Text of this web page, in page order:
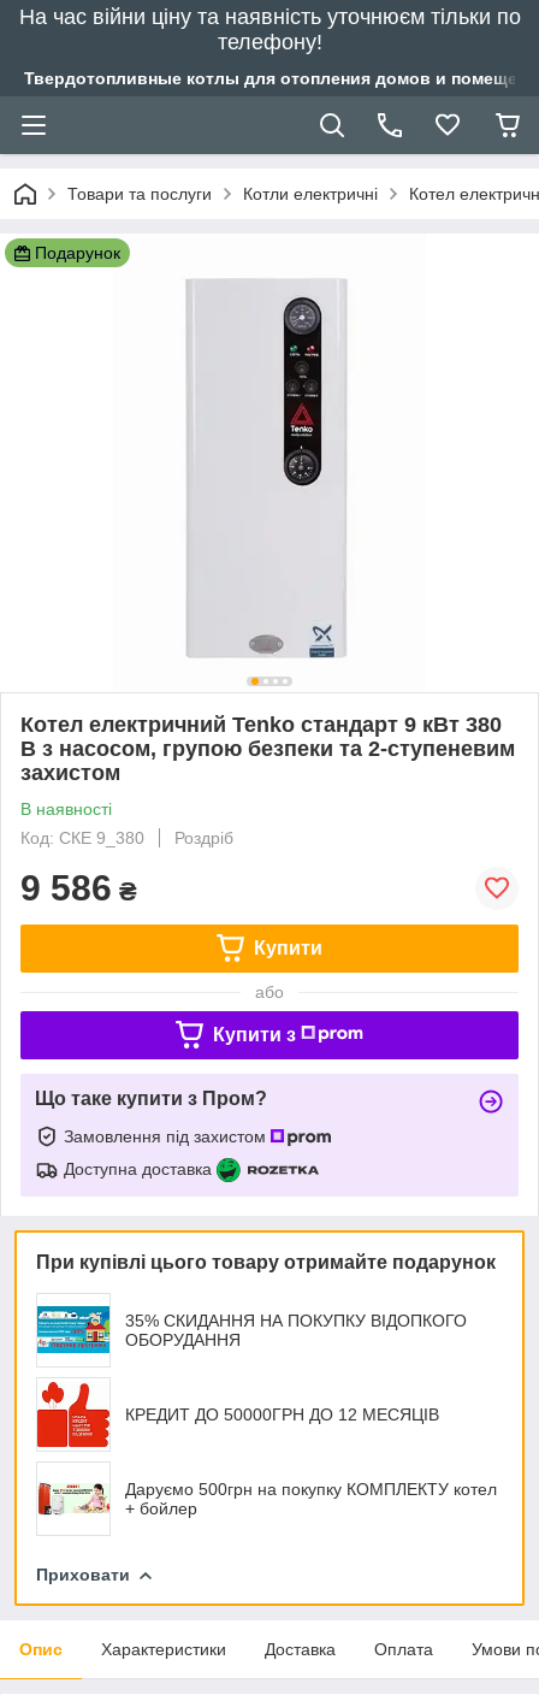
На час війни ціну та наявність уточнюєм тільки по
телефону!
Твердотопливные котлы для отопления домов и
Товари та послуги Котли електричні Котел
Подарунок
Котел електричний Tenko стандарт 9 кВт 380
В з насосом, групою безпеки та 2-ступеневим
захистом
В наявності
Код: СКЕ 9_380
Роздріб
9 586 ₴
Купити
або
Купити з
Що таке купити з Пром?
Замовлення під захистом
Доступна доставка
При купівлі цього товару отримайте подарунок
35% СКИДАННЯ НА ПОКУПКУ ВІДОПКОГО
ОБОРУДАННЯ
КРЕДИТ ДО 50000ГРН ДО 12 МЕСЯЦІВ
Даруємо 500грн на покупку КОМПЛЕКТУ котел
+ бойлер
Приховати
Опис Характеристики Доставка Оплата Умови